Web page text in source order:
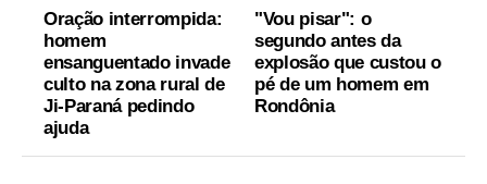
Oração interrompida:
homem
ensanguentado invade
culto na zona rural de
Ji-Paraná pedindo
ajuda
"Vou pisar": o
segundo antes da
explosão que custou o
pé de um homem em
Rondônia